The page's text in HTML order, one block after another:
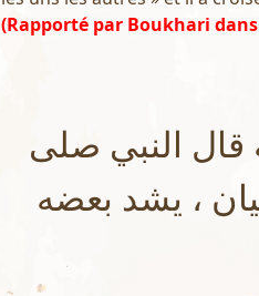
(Rapporté par Boukhari
النبي صلى
، يشد بعضه